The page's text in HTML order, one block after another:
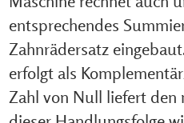
entsprechendes
Zahnrädersatz
erfolgt als
Zahl von Null liefert den